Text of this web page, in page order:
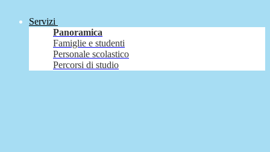
Servizi
Panoramica
Famiglie e studenti
Personale scolastico
Percorsi di studio